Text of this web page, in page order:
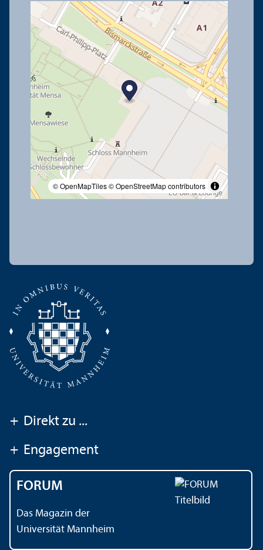
© OpenMapTiles© OpenStreetMap contributors
+ Direkt zu ...
+ Engagement
FORUM
Das Magazin der
Universität Mannheim